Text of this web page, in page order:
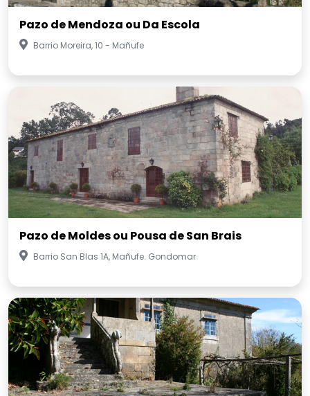
Pazo de Mendoza ou Da Escola
Barrio Moreira, 10 - Mañufe
Pazo de Moldes ou Pousa de San Brais
Barrio San Blas 1A, Mañufe. Gondomar